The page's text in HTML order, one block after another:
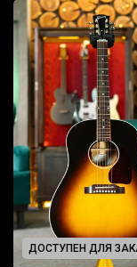
ДОСТУПЕН ДЛЯ